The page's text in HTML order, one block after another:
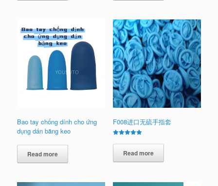
Bao tay chống dính cho ứng
dụng dán băng keo
Read more
F008进口无硫手指套
5.00
out of 5Read more